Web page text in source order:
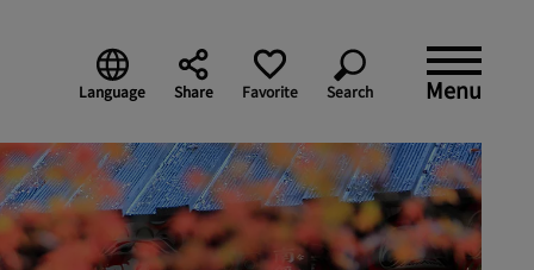
Language Share Favorite Search Menu